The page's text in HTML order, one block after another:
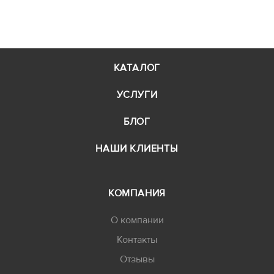
КАТАЛОГ
УСЛУГИ
БЛОГ
НАШИ КЛИЕНТЫ
КОМПАНИЯ
О компании
Контакты
Отзывы